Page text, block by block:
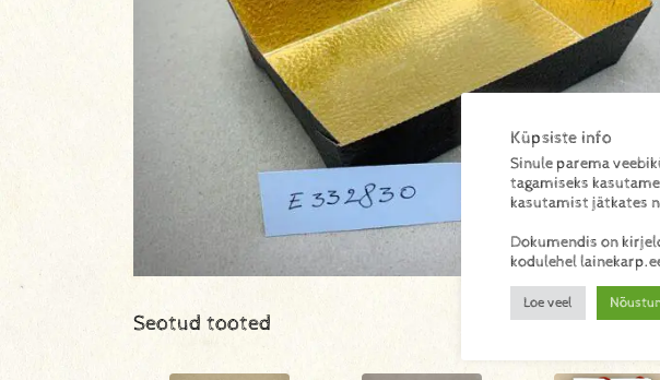
Seotud tooted
Küpsiste info
Sinule parema
tagamiseks
kasutamist jätkates
Dokumendis on
kodulehel
Loe veel